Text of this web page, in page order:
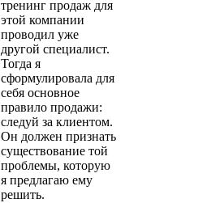
тренинг продаж для
этой компании
проводил уже
другой специалист.
Тогда я
сформулировала для
себя основное
правило продажи:
следуй за клиентом.
Он должен признать
существование той
проблемы, которую
я предлагаю ему
решить.